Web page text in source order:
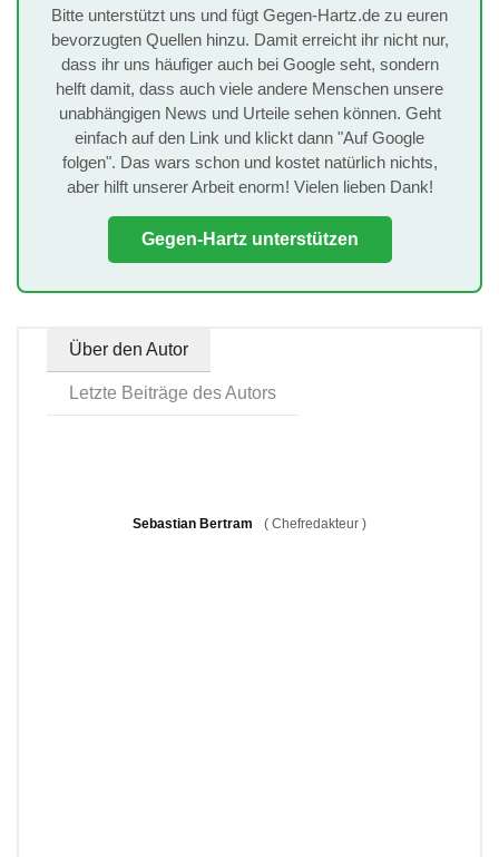
Bitte unterstützt uns und fügt Gegen-Hartz.de zu euren
bevorzugten Quellen hinzu. Damit erreicht ihr nicht nur,
dass ihr uns häufiger auch bei Google seht, sondern
helft damit, dass auch viele andere Menschen unsere
unabhängigen News und Urteile sehen können. Geht
einfach auf den Link und klickt dann "Auf Google
folgen". Das wars schon und kostet natürlich nichts,
aber hilft unserer Arbeit enorm! Vielen lieben Dank!
Gegen-Hartz unterstützen
Über den Autor
Letzte Beiträge des Autors
Sebastian Bertram ( Chefredakteur )